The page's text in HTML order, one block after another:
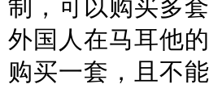
制，可以购买多
外国人在马耳他
购买一套，且不能